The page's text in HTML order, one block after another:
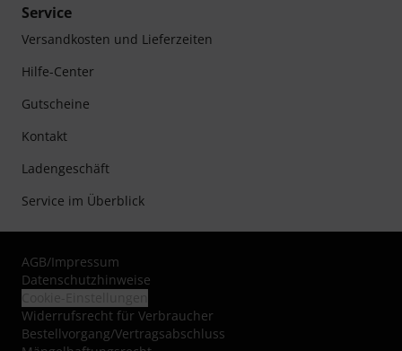
Service
Versandkosten und Lieferzeiten
Hilfe-Center
Gutscheine
Kontakt
Ladengeschäft
Service im Überblick
AGB/Impressum
Datenschutzhinweise
Widerrufsrecht für Verbraucher
Bestellvorgang/Vertragsabschluss